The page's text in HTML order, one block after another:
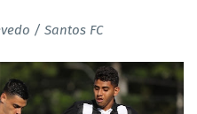
/ Santos FC